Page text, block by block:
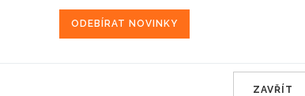
Ministerstva vnitra
ZAVŘÍT